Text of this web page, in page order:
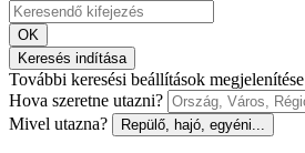
OK
Keresés indítása
További keresési beállítások megjelenítése
Hova szeretne utazni?
Mivel utazna?
Repülő, hajó, egyéni...